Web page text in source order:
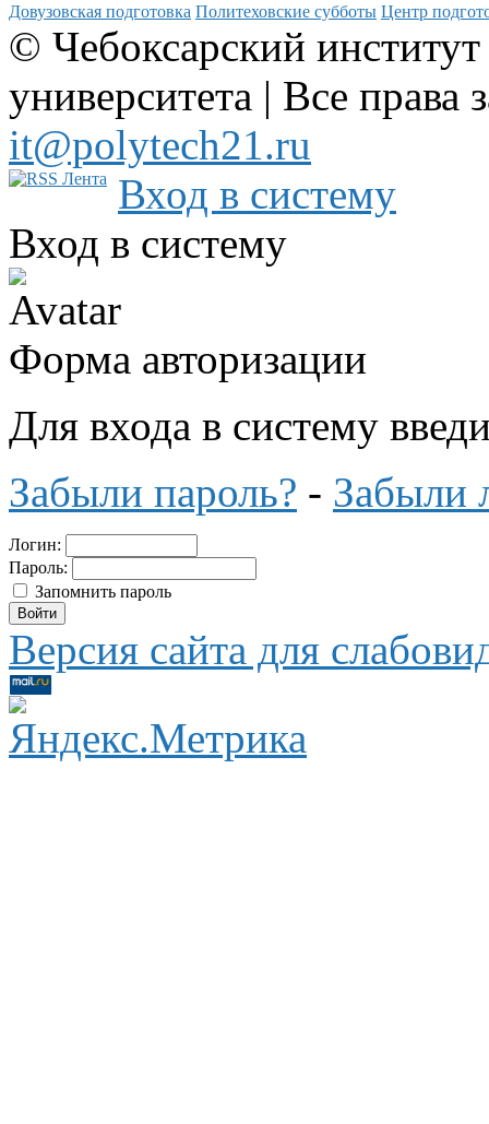
Довузовская подготовка Политеховские субботы Центр
© Чебоксарский
университета | Все
it@polytech21.ru
Вход в систему
Вход в систему
Форма авторизации
Для входа в систему
Забыли пароль? - Забыли
Логин:
Пароль:
Запомнить пароль
Версия сайта для